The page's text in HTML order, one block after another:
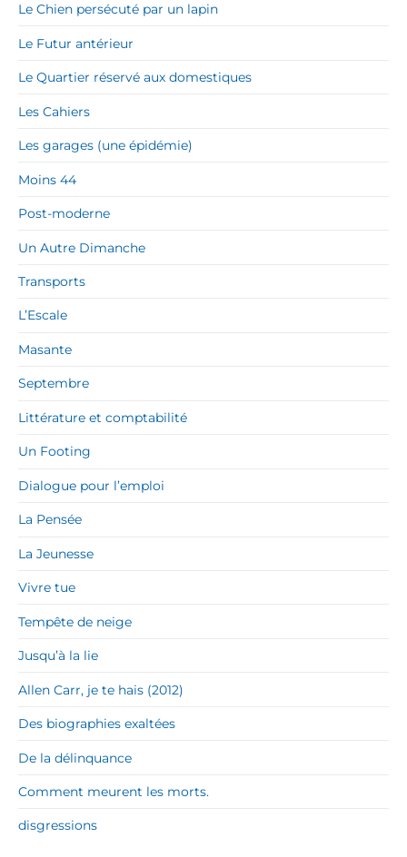
Le Chien persécuté par un lapin
Le Futur antérieur
Le Quartier réservé aux domestiques
Les Cahiers
Les garages (une épidémie)
Moins 44
Post-moderne
Un Autre Dimanche
Transports
L’Escale
Masante
Septembre
Littérature et comptabilité
Un Footing
Dialogue pour l’emploi
La Pensée
La Jeunesse
Vivre tue
Tempête de neige
Jusqu’à la lie
Allen Carr, je te hais (2012)
Des biographies exaltées
De la délinquance
Comment meurent les morts.
disgressions